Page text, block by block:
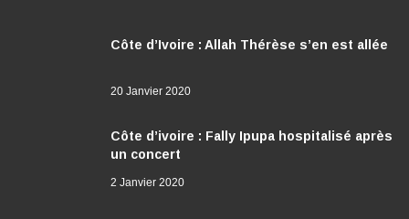
Côte d’Ivoire : Allah Thérèse s’en est allée
20 Janvier 2020
Côte d’ivoire : Fally Ipupa hospitalisé après
un concert
2 Janvier 2020